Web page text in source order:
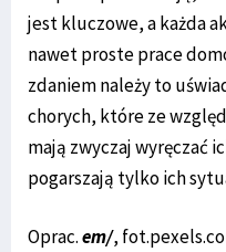
jest kluczowe, a każda
nawet proste prace
zdaniem należy to
chorych, które ze
mają zwyczaj wyręczać
pogarszają tylko ich
Oprac.em/,